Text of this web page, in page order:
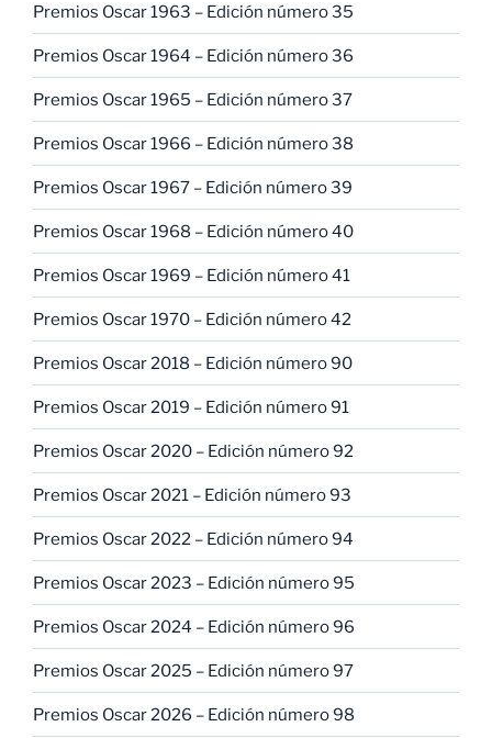
Premios Oscar 1963 – Edición número 35
Premios Oscar 1964 – Edición número 36
Premios Oscar 1965 – Edición número 37
Premios Oscar 1966 – Edición número 38
Premios Oscar 1967 – Edición número 39
Premios Oscar 1968 – Edición número 40
Premios Oscar 1969 – Edición número 41
Premios Oscar 1970 – Edición número 42
Premios Oscar 2018 – Edición número 90
Premios Oscar 2019 – Edición número 91
Premios Oscar 2020 – Edición número 92
Premios Oscar 2021 – Edición número 93
Premios Oscar 2022 – Edición número 94
Premios Oscar 2023 – Edición número 95
Premios Oscar 2024 – Edición número 96
Premios Oscar 2025 – Edición número 97
Premios Oscar 2026 – Edición número 98